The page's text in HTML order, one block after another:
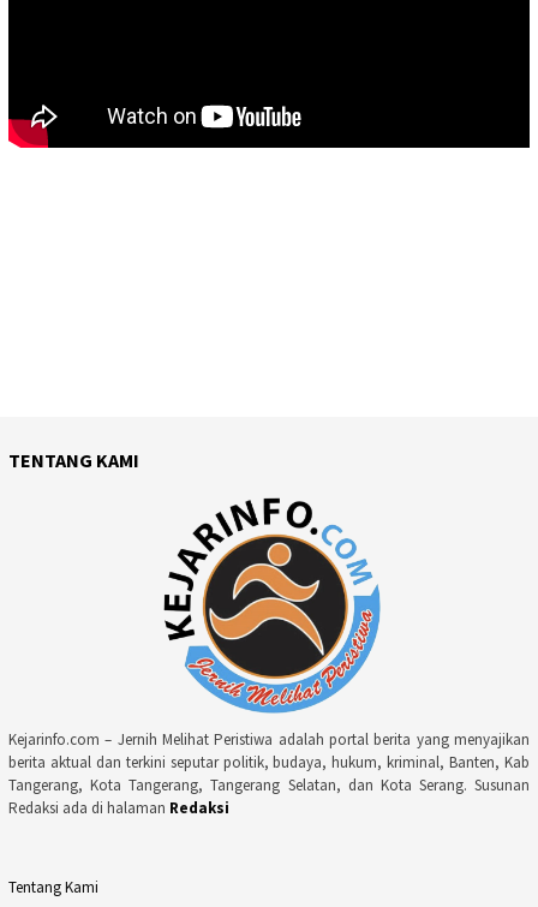
TENTANG KAMI
Kejarinfo.com – Jernih Melihat Peristiwa adalah portal berita yang menyajikan
berita aktual dan terkini seputar politik, budaya, hukum, kriminal, Banten, Kab
Tangerang, Kota Tangerang, Tangerang Selatan, dan Kota Serang. Susunan
Redaksi ada di halaman Redaksi
Tentang Kami